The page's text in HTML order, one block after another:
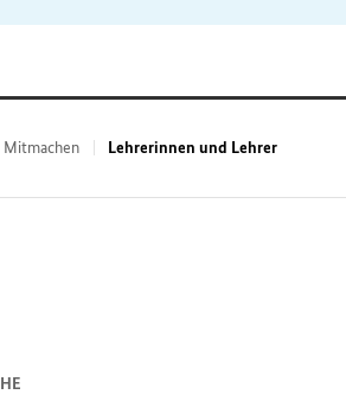
Mitmachen Lehrerinnen und Lehrer
Link Externer Link
Externer Link
Kanal, Externer Link
Seite, Externer Link